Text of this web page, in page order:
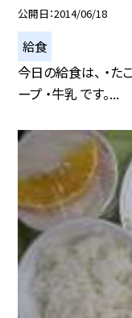
公開日 2014/06/18
給食
今日の給食は、 ・た
ープ ・牛乳 です。...